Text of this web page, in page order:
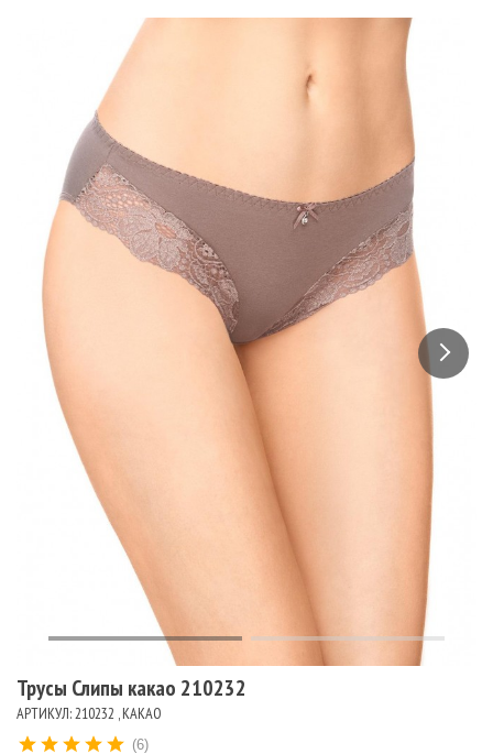
Трусы Слипы какао 210232
АРТИКУЛ: 210232 , КАКАО
(6)